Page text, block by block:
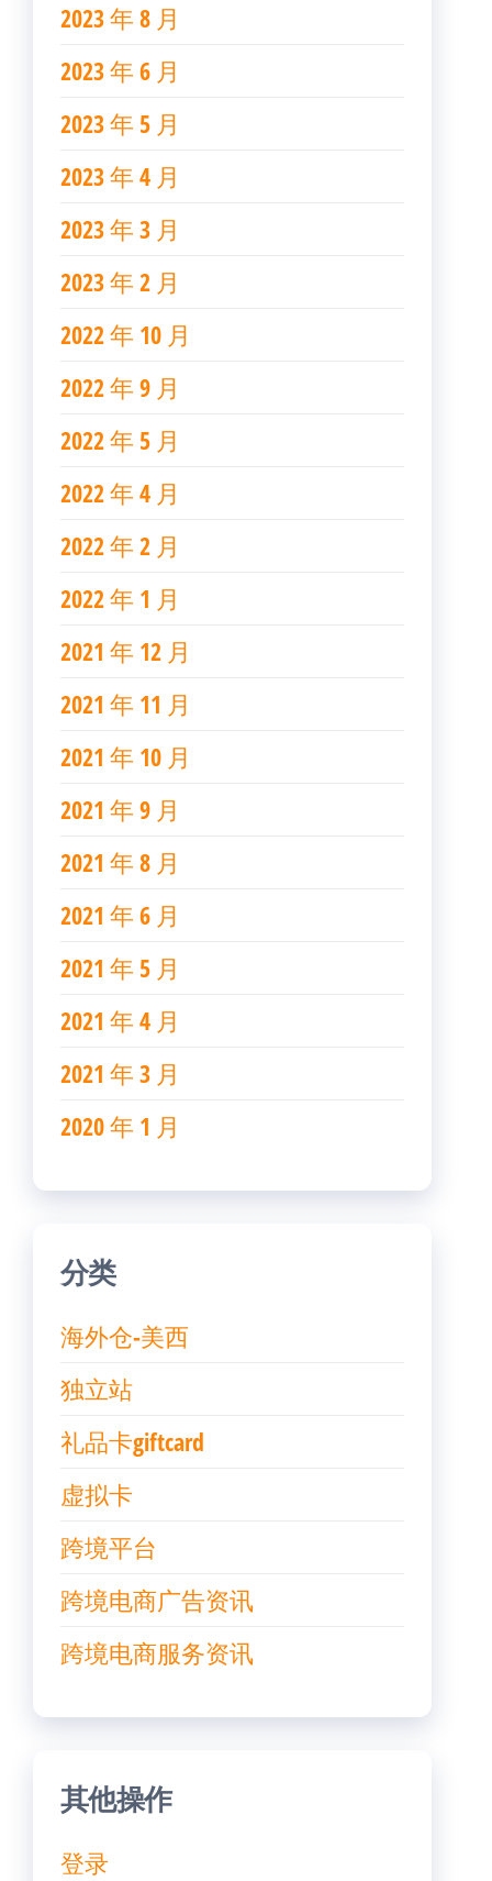
2023 年 8 月
2023 年 6 月
2023 年 5 月
2023 年 4 月
2023 年 3 月
2023 年 2 月
2022 年 10 月
2022 年 9 月
2022 年 5 月
2022 年 4 月
2022 年 2 月
2022 年 1 月
2021 年 12 月
2021 年 11 月
2021 年 10 月
2021 年 9 月
2021 年 8 月
2021 年 6 月
2021 年 5 月
2021 年 4 月
2021 年 3 月
2020 年 1 月
分类
海外仓-美西
独立站
礼品卡giftcard
虚拟卡
跨境平台
跨境电商广告资讯
跨境电商服务资讯
其他操作
登录